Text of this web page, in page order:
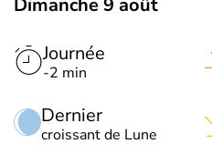
Journée
-2 min
Dernier
croissant de Lune